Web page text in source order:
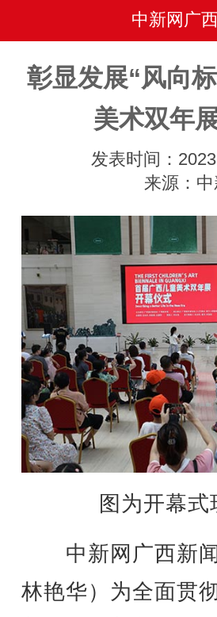
中新网广
彰显发展“风向
美术双年
发表时间：
来源：
图为开幕
中新网广西新闻
林艳华）为全面贯